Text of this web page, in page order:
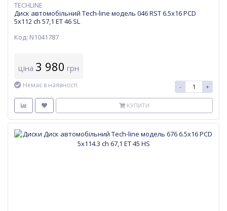
TECHLINE
Диск автомобільний Tech-line модель 046 RST 6.5х16 PCD
5x112 ch 57,1 ET 46 SL
Код: N1041787
ціна 3 980 грн
Немає в наявності - +
КУПИТИ